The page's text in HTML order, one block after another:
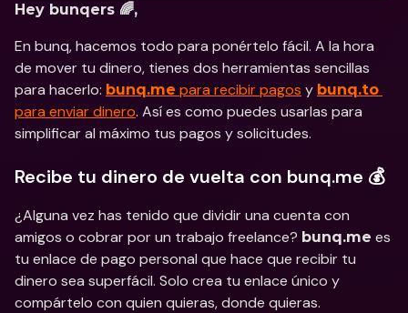
Hey bunqers 🌈,
En bunq, hacemos todo para ponértelo fácil. A la hora
de mover tu dinero, tienes dos herramientas sencillas
para hacerlo: bunq.me para recibir pagos y bunq.to
para enviar dinero. Así es como puedes usarlas para
simplificar al máximo tus pagos y solicitudes.
Recibe tu dinero de vuelta con bunq.me 💰
¿Alguna vez has tenido que dividir una cuenta con
amigos o cobrar por un trabajo freelance? bunq.me es
tu enlace de pago personal que hace que recibir tu
dinero sea superfácil. Solo crea tu enlace único y
compártelo con quien quieras, donde quieras.